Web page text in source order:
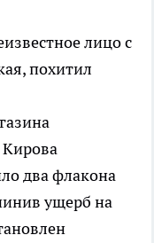
лицо с
похитил
два флакона
ущерб на